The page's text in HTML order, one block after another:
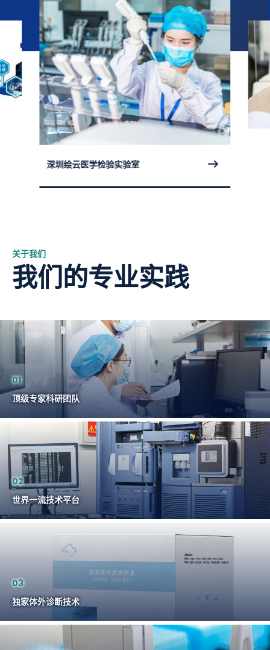
深圳绘云医学检验实验室
关于我们
我们的专业实践
01
顶级专家科研团队
02
世界一流技术平台
03
独家体外诊断技术